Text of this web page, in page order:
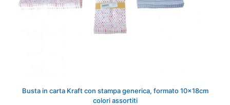
Busta in carta Kraft con stampa generica, formato 10x18cm
colori assortiti